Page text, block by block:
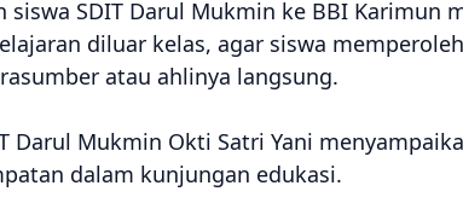
siswa SDIT Darul Mukmin ke BBI Karimun
diluar kelas, agar siswa
atau ahlinya langsung.
Darul Mukmin Okti Satri Yani
dalam kunjungan edukasi.